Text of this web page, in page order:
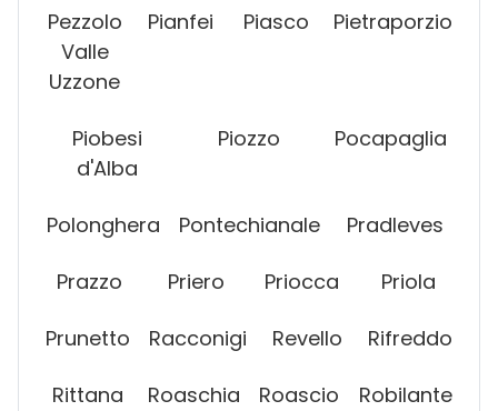
Pezzolo
Valle
Uzzone
Pianfei Piasco Pietraporzio
Piobesi
d'Alba
Piozzo Pocapaglia
Polonghera Pontechianale Pradleves
Prazzo Priero Priocca Priola
Prunetto Racconigi Revello Rifreddo
Rittana Roaschia Roascio Robilante